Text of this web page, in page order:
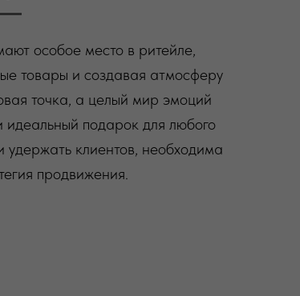
особое место в ритейле,
товары и создавая атмосферу
точка, а целый мир эмоций
подарок для любого
удержать клиентов, необходима
продвижения.